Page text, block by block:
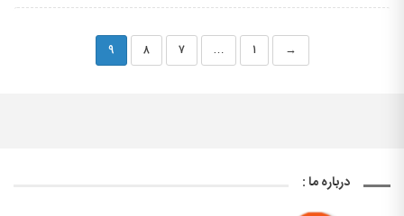
→ ۱ … ۷ ۸ ۹
درباره ما :